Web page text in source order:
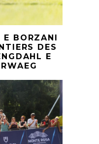
E BORZANI
DES
E